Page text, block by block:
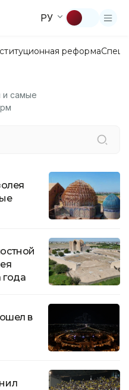
РУ
реформа
и самые
года
в